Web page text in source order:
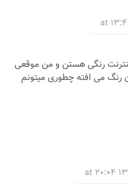
رنگی هستن و من موقعی
رنگ می افته چطوری میتونم